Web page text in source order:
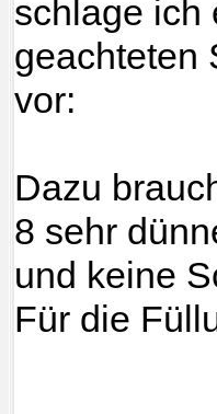
schlage ich
geachteten
vor:
Dazu
8 sehr
und keine
Für die